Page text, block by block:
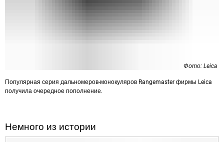
Фото: Leica
Популярная серия дальномеров-монокуляров Rangemaster фирмы Leica
получила очередное пополнение.
Немного из истории